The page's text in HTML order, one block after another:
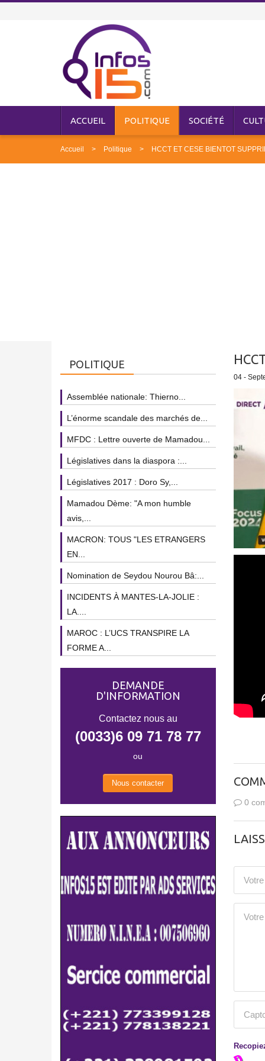
ACCUEIL POLITIQUE SOCIÉTÉ
Accueil Politique HCCT ET CESE BIENTOT
04 -
0
POLITIQUE
Assemblée nationale: Thierno...
L’énorme scandale des marchés de...
MFDC : Lettre ouverte de Mamadou...
Législatives dans la diaspora :...
Législatives 2017 : Doro Sy,...
Mamadou Dème: "A mon humble
avis,...
MACRON: TOUS "LES ETRANGERS
EN...
Nomination de Seydou Nourou Bâ:...
INCIDENTS À MANTES-LA-JOLIE :
LA....
MAROC : L’UCS TRANSPIRE LA
FORME A...
DEMANDE
D'INFORMATION
Contactez nous au
(0033)6 09 71 78 77
ou
Nous contacter